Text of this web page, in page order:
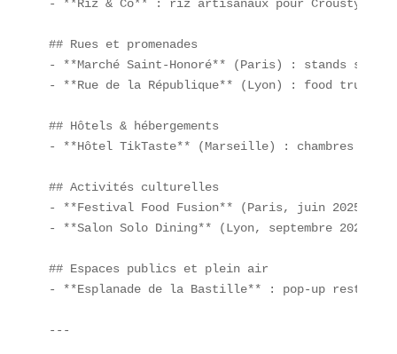
- **Riz & Co** : riz artisanaux pour Crousty
## Rues et promenades
- **Marché Saint-Honoré** (Paris) : stands
- **Rue de la République** (Lyon) : food
## Hôtels & hébergements
- **Hôtel TikTaste** (Marseille) : chambres
## Activités culturelles
- **Festival Food Fusion** (Paris, juin 2025).
- **Salon Solo Dining** (Lyon, septembre 2025).
## Espaces publics et plein air
- **Esplanade de la Bastille** : pop-up
---